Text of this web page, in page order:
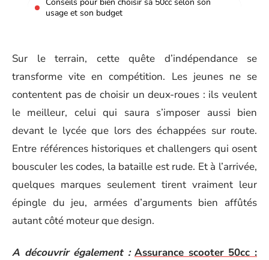
usage et son budget
Sur le terrain, cette quête d’indépendance se
transforme vite en compétition. Les jeunes ne se
contentent pas de choisir un deux-roues : ils veulent
le meilleur, celui qui saura s’imposer aussi bien
devant le lycée que lors des échappées sur route.
Entre références historiques et challengers qui osent
bousculer les codes, la bataille est rude. Et à l’arrivée,
quelques marques seulement tirent vraiment leur
épingle du jeu, armées d’arguments bien affûtés
autant côté moteur que design.
A découvrir également : Assurance scooter 50cc :